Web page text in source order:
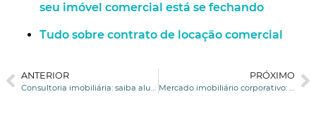
seu imóvel comercial está se fechando
Tudo sobre contrato de locação comercial
ANTERIOR
Consultoria imobiliária: saiba alugar um imóvel comercial
PRÓXIMO
Mercado imobiliário corporativo: tendências durante a crise